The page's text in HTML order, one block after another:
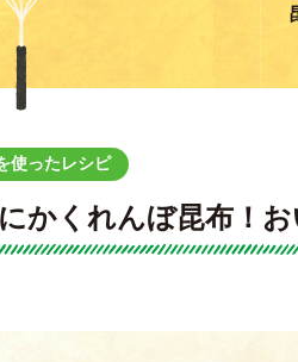
使ったレシピ
かくれんぼ昆布！